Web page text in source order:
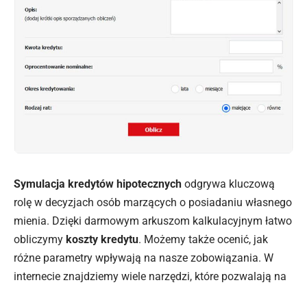
Symulacja kredytów hipotecznych odgrywa kluczową
rolę w decyzjach osób marzących o posiadaniu własnego
mienia. Dzięki darmowym arkuszom kalkulacyjnym łatwo
obliczymy koszty kredytu. Możemy także ocenić, jak
różne parametry wpływają na nasze zobowiązania. W
internecie znajdziemy wiele narzędzi, które pozwalają na